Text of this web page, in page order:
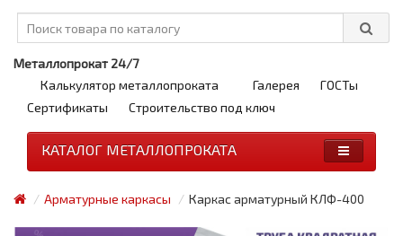
Металлопрокат 24/7
Калькулятор металлопроката
Галерея
ГОСТы
Сертификаты
Строительство под ключ
КАТАЛОГ МЕТАЛЛОПРОКАТА
Арматурные каркасы Каркас арматурный КЛФ-400